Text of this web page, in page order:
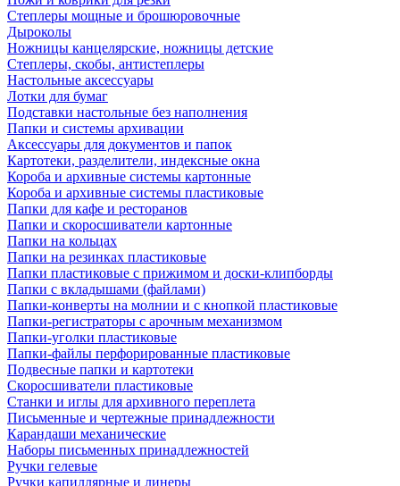
Степлеры мощные и брошюровочные
Дыроколы
Ножницы канцелярские, ножницы детские
Степлеры, скобы, антистеплеры
Настольные аксессуары
Лотки для бумаг
Подставки настольные без наполнения
Папки и системы архивации
Аксессуары для документов и папок
Картотеки, разделители, индексные окна
Короба и архивные системы картонные
Короба и архивные системы пластиковые
Папки для кафе и ресторанов
Папки и скоросшиватели картонные
Папки на кольцах
Папки на резинках пластиковые
Папки пластиковые с прижимом и доски-клипборды
Папки с вкладышами (файлами)
Папки-конверты на молнии и с кнопкой пластиковые
Папки-регистраторы с арочным механизмом
Папки-уголки пластиковые
Папки-файлы перфорированные пластиковые
Подвесные папки и картотеки
Скоросшиватели пластиковые
Станки и иглы для архивного переплета
Письменные и чертежные принадлежности
Карандаши механические
Наборы письменных принадлежностей
Ручки гелевые
Ручки капиллярные и линеры